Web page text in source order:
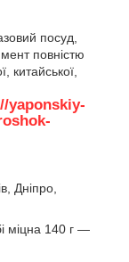
посуд,
повністю
китайської,
yaponskiy-
Дніпро,
міцна 140 г —